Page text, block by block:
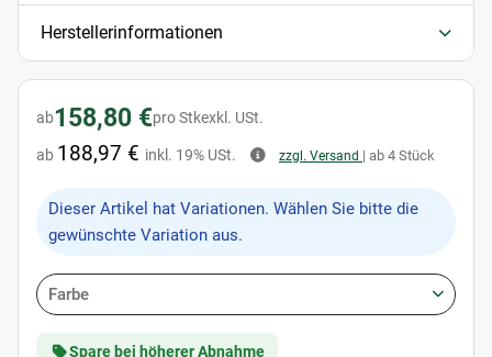
Herstellerinformationen
ab158,80 €pro Stkexkl. USt.
ab 188,97 € inkl. 19% USt. zzgl. Versand | ab 4 Stück
xDieser Artikel hat Variationen. Wählen Sie bitte die
gewünschte Variation aus.
Farbe
Spare bei höherer Abnahme